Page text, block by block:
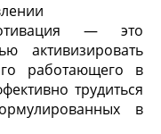
— это
активизировать
работающего в
трудиться
в